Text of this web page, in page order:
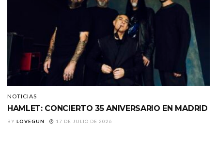
NOTICIAS
HAMLET: CONCIERTO 35 ANIVERSARIO EN MADRID
BY LOVEGUN 17 DE JULIO DE 2026